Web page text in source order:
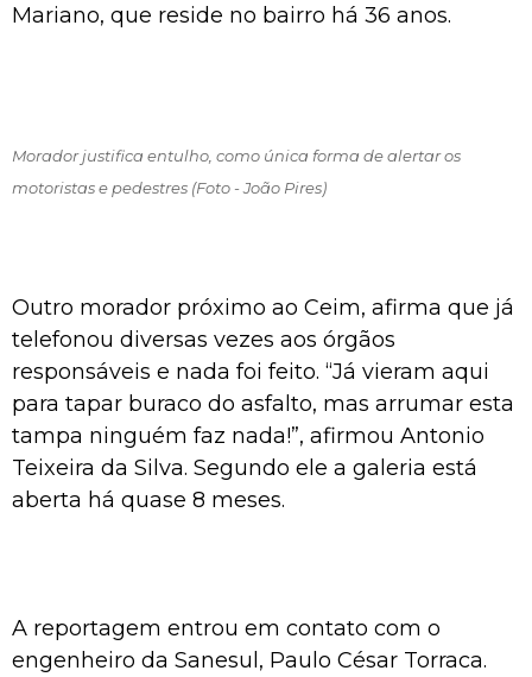
Mariano, que reside no bairro há 36 anos.
Morador justifica entulho, como única forma de alertar os
motoristas e pedestres (Foto - João Pires)
Outro morador próximo ao Ceim, afirma que já
telefonou diversas vezes aos órgãos
responsáveis e nada foi feito. “Já vieram aqui
para tapar buraco do asfalto, mas arrumar esta
tampa ninguém faz nada!”, afirmou Antonio
Teixeira da Silva. Segundo ele a galeria está
aberta há quase 8 meses.
A reportagem entrou em contato com o
engenheiro da Sanesul, Paulo César Torraca.